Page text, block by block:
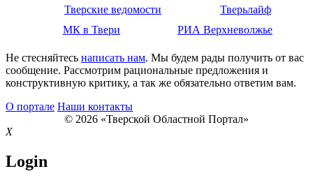
Тверские ведомости
Тверьлайф
МК в Твери
РИА Верхневолжье
Не стесняйтесь написать нам. Мы будем рады получить от вас
сообщение. Рассмотрим рациональные предложения и
конструктивную критику, а так же обязательно ответим вам.
О портале Наши контакты
© 2026 «Тверской Областной Портал»
X
Login